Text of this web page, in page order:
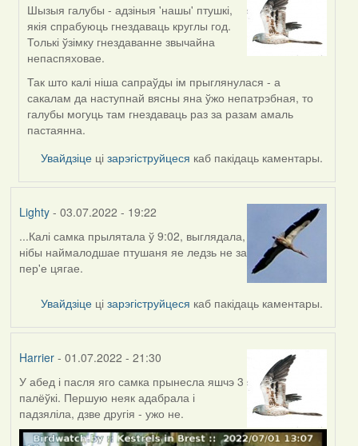
In
reply
to
by
RobinZone
Шызыя галубы - адзіныя 'нашы' птушкі,
якія спрабуюць гнездаваць круглы год.
Толькі ўзімку гнездаванне звычайна
непаспяховае.
Так што калі ніша сапраўды ім прыглянулася - а
сакалам да наступнай вясны яна ўжо непатрэбная, то
галубы могуць там гнездаваць раз за разам амаль
пастаянна.
Увайдзіце цізарэгіструйцеся каб пакідаць каментары.
Lighty- 03.07.2022 - 19:22
...Калі самка прылятала ў 9:02, выглядала,
нібы наймалодшае птушаня яе ледзь не за
пер'е цягае.
Увайдзіце цізарэгіструйцеся каб пакідаць каментары.
Harrier- 01.07.2022 - 21:30
У абед і пасля яго самка прынесла яшчэ 3
палёўкі. Першую неяк адабрала і
падзяліла, дзве другія - ужо не.